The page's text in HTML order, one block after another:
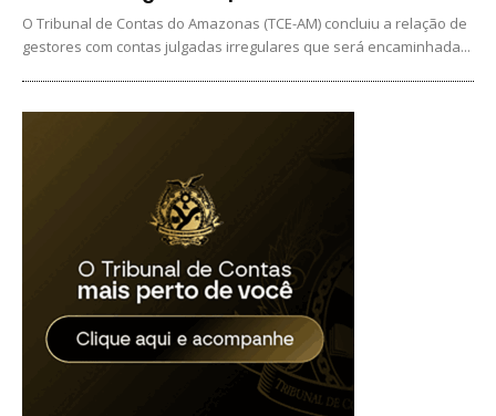
O Tribunal de Contas do Amazonas (TCE-AM) concluiu a relação de
gestores com contas julgadas irregulares que será encaminhada...